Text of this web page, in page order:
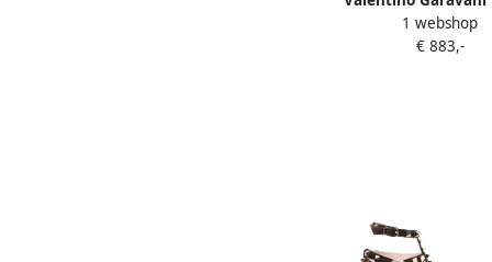
Signature slingback
1 webshop
€ 883,-